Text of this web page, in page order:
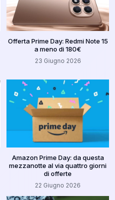
Offerta Prime Day: Redmi Note 15
a meno di 180€
23 Giugno 2026
Amazon Prime Day: da questa
mezzanotte al via quattro giorni
di offerte
22 Giugno 2026